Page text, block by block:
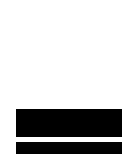
הסעות בדרום 2026: כך מתכננים
לנגב,